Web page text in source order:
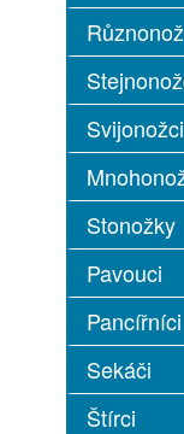
Svijonožci
Stonožky
Pavouci
Pancířníci
Sekáči
Štírci